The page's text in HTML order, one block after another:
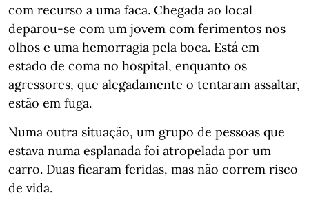
com recurso a uma faca. Chegada ao local
deparou-se com um jovem com ferimentos nos
olhos e uma hemorragia pela boca. Está em
estado de coma no hospital, enquanto os
agressores, que alegadamente o tentaram assaltar,
estão em fuga.
Numa outra situação, um grupo de pessoas que
estava numa esplanada foi atropelada por um
carro. Duas ficaram feridas, mas não correm risco
de vida.